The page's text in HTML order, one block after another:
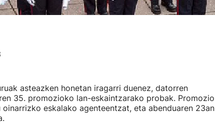
asteazken honetan iragarri duenez, datorren
35. promozioko lan-eskaintzarako probak. Promozio
eskalako agenteentzat, eta abenduaren 23an